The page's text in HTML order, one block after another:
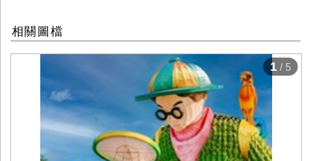
相關圖檔
1 / 5